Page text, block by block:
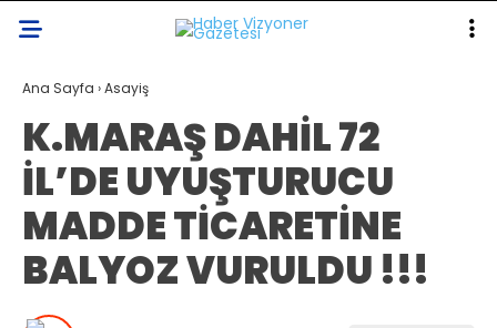
GALERİ VİDEO YAZARLAR
KAHRAMANMARAŞ
GÜNDEM
ASAYIŞ
EKONOMI
Ana Sayfa ›Asayiş
K.MARAŞ DAHİL 72
İL’DE UYUŞTURUCU
MADDE TİCARETİNE
BALYOZ VURULDU !!!